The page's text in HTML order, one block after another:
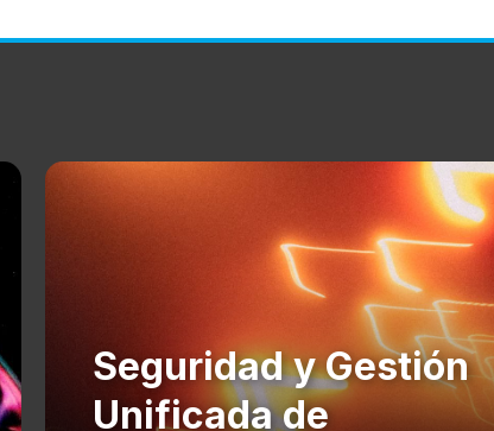
Seguridad y Gestión
Unificada de